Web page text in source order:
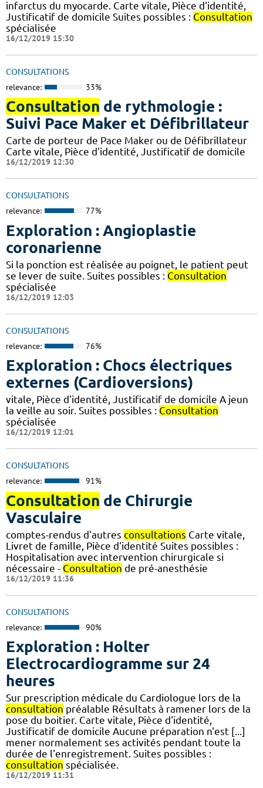
infarctus du myocarde. Carte vitale, Pièce d'identité,
Justificatif de domicile Suites possibles : Consultation
spécialisée
16/12/2019 15:30
CONSULTATIONS
relevance: 33%
Consultation de rythmologie :
Suivi Pace Maker et Défibrillateur
Carte de porteur de Pace Maker ou de Défibrillateur
Carte vitale, Pièce d'identité, Justificatif de domicile
16/12/2019 12:30
CONSULTATIONS
relevance: 77%
Exploration : Angioplastie
coronarienne
Si la ponction est réalisée au poignet, le patient peut
se lever de suite. Suites possibles : Consultation
spécialisée
16/12/2019 12:03
CONSULTATIONS
relevance: 76%
Exploration : Chocs électriques
externes (Cardioversions)
vitale, Pièce d'identité, Justificatif de domicile A jeun
la veille au soir. Suites possibles : Consultation
spécialisée
16/12/2019 12:01
CONSULTATIONS
relevance: 91%
Consultation de Chirurgie
Vasculaire
comptes-rendus d'autres consultations Carte vitale,
Livret de famille, Pièce d'identité Suites possibles :
Hospitalisation avec intervention chirurgicale si
nécessaire - Consultation de pré-anesthésie
16/12/2019 11:36
CONSULTATIONS
relevance: 90%
Exploration : Holter
Electrocardiogramme sur 24
heures
Sur prescription médicale du Cardiologue lors de la
consultation préalable Résultats à ramener lors de la
pose du boitier. Carte vitale, Pièce d'identité,
Justificatif de domicile Aucune préparation n'est [...]
mener normalement ses activités pendant toute la
durée de l'enregistrement. Suites possibles :
consultation spécialisée.
16/12/2019 11:31